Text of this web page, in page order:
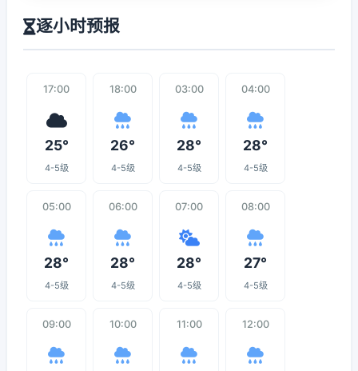
逐小时预报
17:00
25°
4-5级
18:00
26°
4-5级
03:00
28°
4-5级
04:00
28°
4-5级
05:00
28°
4-5级
06:00
28°
4-5级
07:00
28°
4-5级
08:00
27°
4-5级
09:00 10:00 11:00 12:00